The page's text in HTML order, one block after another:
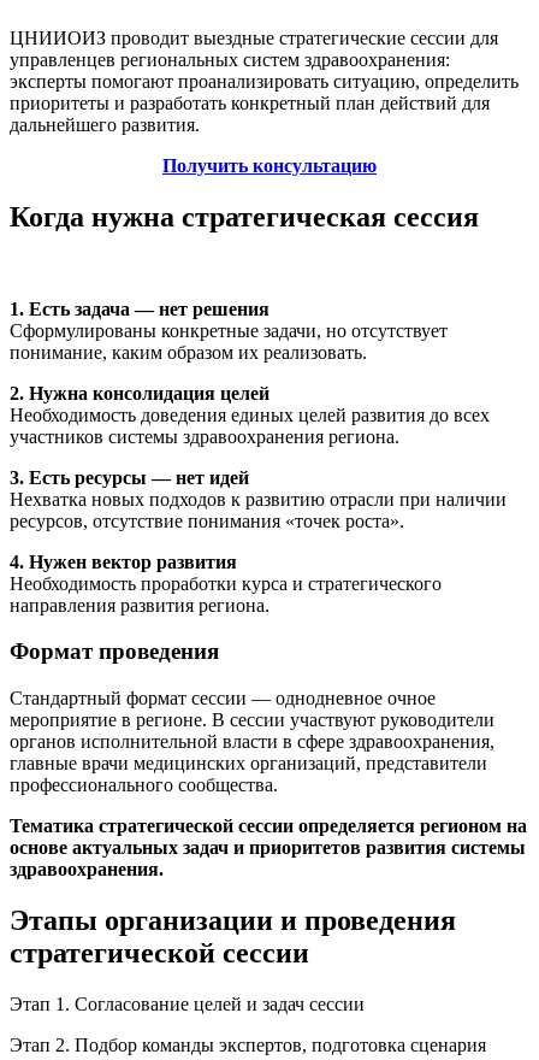
ЦНИИОИЗ проводит выездные стратегические сессии для
управленцев региональных систем здравоохранения:
эксперты помогают проанализировать ситуацию, определить
приоритеты и разработать конкретный план действий для
дальнейшего развития.
Получить консультацию
Когда нужна стратегическая сессия
1. Есть задача — нет решения
Сформулированы конкретные задачи, но отсутствует
понимание, каким образом их реализовать.
2. Нужна консолидация целей
Необходимость доведения единых целей развития до всех
участников системы здравоохранения региона.
3. Есть ресурсы — нет идей
Нехватка новых подходов к развитию отрасли при наличии
ресурсов, отсутствие понимания «точек роста».
4. Нужен вектор развития
Необходимость проработки курса и стратегического
направления развития региона.
Формат проведения
Стандартный формат сессии — однодневное очное
мероприятие в регионе. В сессии участвуют руководители
органов исполнительной власти в сфере здравоохранения,
главные врачи медицинских организаций, представители
профессионального сообщества.
Тематика стратегической сессии определяется регионом на
основе актуальных задач и приоритетов развития системы
здравоохранения.
Этапы организации и проведения
стратегической сессии
Этап 1. Согласование целей и задач сессии
Этап 2. Подбор команды экспертов, подготовка сценария